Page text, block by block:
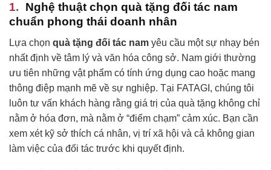
Nghệ thuật chọn quà tặng đối tác nam
chuẩn phong thái doanh nhân
Lựa chọn quà tặng đối tác nam yêu cầu một sự nhạy bén
nhất định về tâm lý và văn hóa công sở. Nam giới thường
ưu tiên những vật phẩm có tính ứng dụng cao hoặc mang
thông điệp mạnh mẽ về sự nghiệp. Tại FATAGI, chúng tôi
luôn tư vấn khách hàng rằng giá trị của quà tặng không chỉ
nằm ở hóa đơn, mà nằm ở “điểm chạm” cảm xúc. Bạn cần
xem xét kỹ sở thích cá nhân, vị trí xã hội và cả không gian
làm việc của đối tác trước khi quyết định.